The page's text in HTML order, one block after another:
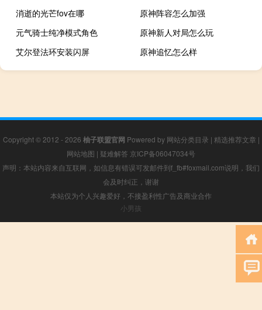
消逝的光芒fov在哪
原神阵容怎么加强
元气骑士纯净模式角色
原神新人对局怎么玩
艾尔登法环安装闪屏
原神追忆怎么样
Copyright © 2012 - 2026 柚子联盟官网 Powered by 网站分类目录 | 精选推荐文章 |
网站地图 | 疑难解答 京ICP备06047034号
声明：本站内容来自互联网，如信息有错误可发邮件到f_fb#foxmail.com说明，我们
会及时纠正，谢谢
本站仅为个人兴趣爱好，不接盈利性广告及商业合作
小男孩